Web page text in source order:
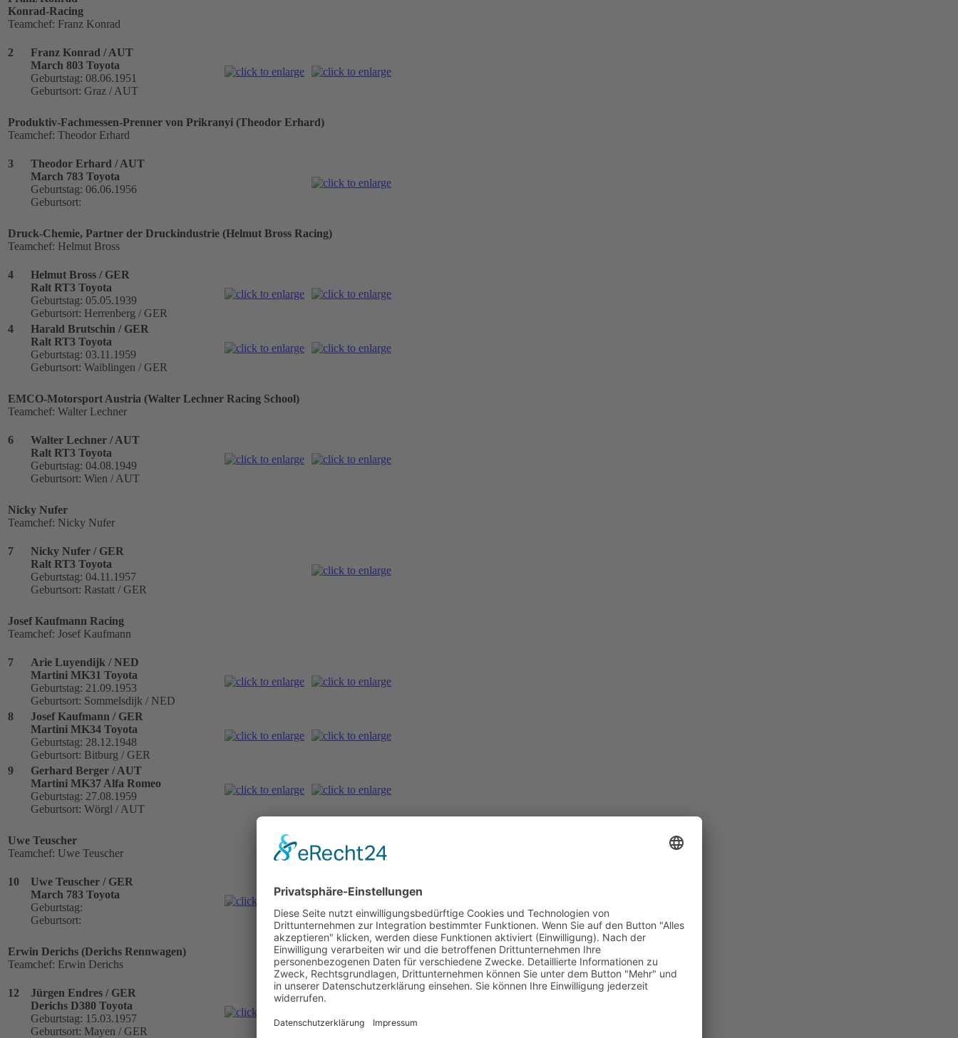
Konrad-Racing
Teamchef: Franz Konrad
2
Franz Konrad / AUT
March 803 Toyota
Geburtstag: 08.06.1951
Geburtsort: Graz / AUT
Produktiv-Fachmessen-Prenner von Prikranyi (Theodor Erhard)
Teamchef: Theodor Erhard
3
Theodor Erhard / AUT
March 783 Toyota
Geburtstag: 06.06.1956
Geburtsort:
Druck-Chemie, Partner der Druckindustrie (Helmut Bross Racing)
Teamchef: Helmut Bross
4
Helmut Bross / GER
Ralt RT3 Toyota
Geburtstag: 05.05.1939
Geburtsort: Herrenberg / GER
4
Harald Brutschin / GER
Ralt RT3 Toyota
Geburtstag: 03.11.1959
Geburtsort: Waiblingen / GER
EMCO-Motorsport Austria (Walter Lechner Racing School)
Teamchef: Walter Lechner
6
Walter Lechner / AUT
Ralt RT3 Toyota
Geburtstag: 04.08.1949
Geburtsort: Wien / AUT
Nicky Nufer
Teamchef: Nicky Nufer
7
Nicky Nufer / GER
Ralt RT3 Toyota
Geburtstag: 04.11.1957
Geburtsort: Rastatt / GER
Josef Kaufmann Racing
Teamchef: Josef Kaufmann
7
Arie Luyendijk / NED
Martini MK31 Toyota
Geburtstag: 21.09.1953
Geburtsort: Sommelsdijk / NED
8
Josef Kaufmann / GER
Martini MK34 Toyota
Geburtstag: 28.12.1948
Geburtsort: Bitburg / GER
9
Gerhard Berger / AUT
Martini MK37 Alfa Romeo
Geburtstag: 27.08.1959
Geburtsort: Wörgl / AUT
Uwe Teuscher
Teamchef: Uwe Teuscher
10
Uwe Teuscher / GER
March 783 Toyota
Geburtstag:
Geburtsort:
Erwin Derichs (Derichs Rennwagen)
Teamchef: Erwin Derichs
12
Jürgen Endres / GER
Derichs D380 Toyota
Geburtstag: 15.03.1957
Geburtsort: Mayen / GER